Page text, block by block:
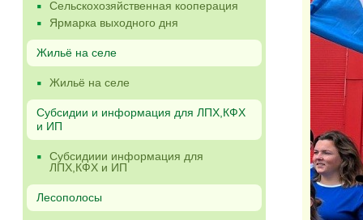
Сельскохозяйственная кооперация
Ярмарка выходного дня
Жильё на селе
Жильё на селе
Субсидии и информация для ЛПХ,КФХ
и ИП
Субсидиии информация для
ЛПХ,КФХ и ИП
Лесополосы